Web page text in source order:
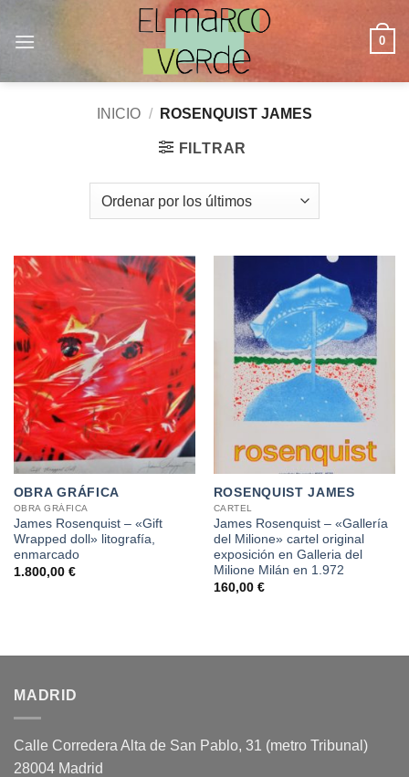
0
INICIO / ROSENQUIST JAMES
FILTRAR
OBRA GRÁFICA
OBRA GRÁFICA
James Rosenquist – «Gift
Wrapped doll» litografía,
enmarcado
1.800,00 €
ROSENQUIST JAMES
CARTEL
James Rosenquist – «Gallería
del Milione» cartel original
exposición en Galleria del
Milione Milán en 1.972
160,00 €
MADRID
Calle Corredera Alta de San Pablo, 31 (metro Tribunal)
28004 Madrid